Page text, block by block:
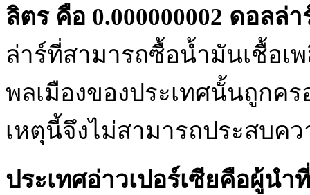
ลิตร คือ 0.000000002 ดอลล่า
ล่าร์ที่สามารถซื้อน้ำมันเชื้อเ
พลเมืองของประเทศนั้นถูกค
เหตุนี้จึงไม่สามารถประสบคว
ประเทศอ่าวเปอร์เซียคือผู้น